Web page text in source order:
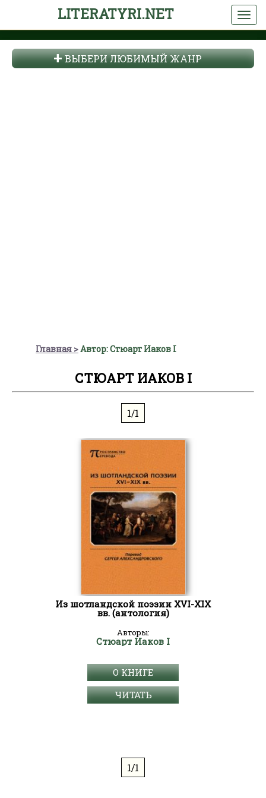
LITERATYRI.NET
ВЫБЕРИ ЛЮБИМЫЙ ЖАНР
Главная Автор: Стюарт Иаков I
СТЮАРТ ИАКОВ I
1/1
Из шотландской поэзии XVI-XIX
вв. (антология)
Авторы:
Стюарт Иаков I
О КНИГЕ
ЧИТАТЬ
1/1